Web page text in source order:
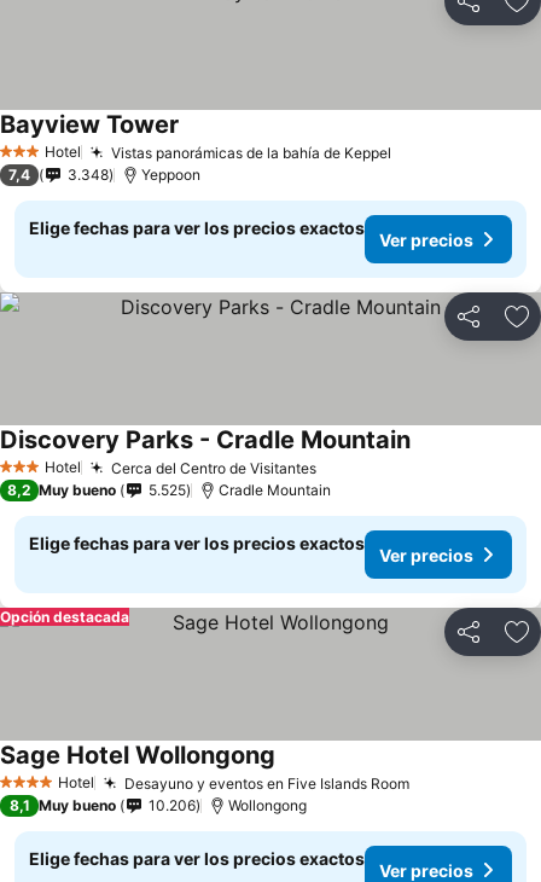
Compartir
3 Estrellas
Hotel Vistas panorámicas de la bahía de Keppel
Bayview Tower
7,4 3.348 Yeppoon
Elige fechas para ver los precios exactos
Ver precios
Compartir
3 Estrellas
Hotel Cerca del Centro de VisitantesVer precios
Discovery Parks - Cradle MountainVer precios
8,2 Muy bueno 5.525 Cradle Mountain
Elige fechas para ver los precios exactos
Ver precios
Compartir
Opción destacada
4 EstrellasHotel Desayuno y eventos en Five Islands RoomVer precios
Sage Hotel Wollongong
8,1 Muy bueno 10.206 Wollongong
Elige fechas para ver los precios exactos
Ver precios